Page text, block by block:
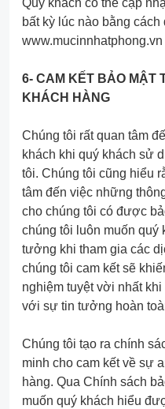
Quý khách có thể cập
bất kỳ lúc nào bằng
www.mucinnhatphong.vn
6- CAM KẾT BẢO MẬT
KHÁCH HÀNG
Chúng tôi rất quan tâm
khách khi quý khách sử
tôi. Chúng tôi cũng hiểu
tâm đến việc những
cho chúng tôi có được
chúng tôi luôn muốn quý
tưởng khi tham gia các
chúng tôi cam kết sẽ
nghiệm tuyệt vời nhất
với sự tin tưởng hoàn
Chúng tôi tạo ra chính
minh cho cam kết về sự
hàng. Qua Chính sách
muốn quý khách hiểu